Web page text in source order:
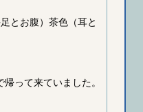
お腹）茶色（耳と
って来ていました。